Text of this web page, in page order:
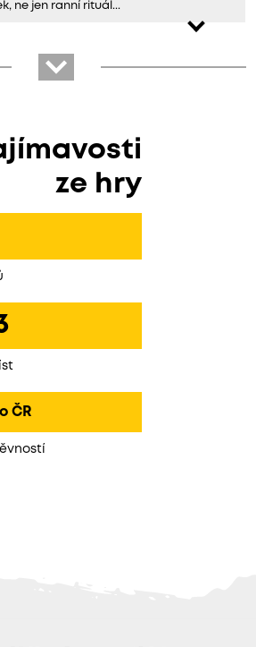
ne jen ranní rituál...
ze hry
ČR